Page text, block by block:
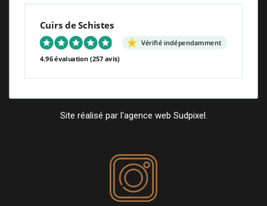
Cuirs de Schistes
Vérifié indépendamment
4.96 évaluation (257 avis)
Site réalisé par l'agence web Sudpixel.